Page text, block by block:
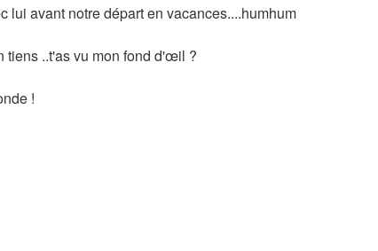
lui avant notre départ en vacances....humhum
tiens ..t'as vu mon fond d'œil ?
!